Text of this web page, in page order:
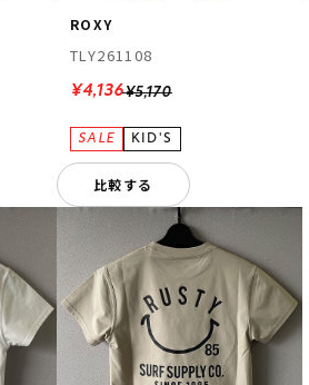
ROXY
TLY261108
¥5,170
¥4,136
比較する